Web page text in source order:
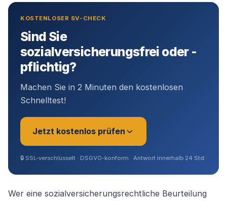
KOSTENLOSER SV-CHECK
Sind Sie
sozialversicherungsfrei oder -
pflichtig?
Machen Sie in 2 Minuten den kostenlosen
Schnelltest!
Jetzt kostenlos prüfen
Sie sind? *
🔒 SSL-verschlüsselt · DSGVO-konform · Antwort innerhalb 24 Std.
Wer eine sozialversicherungsrechtliche Beurteilung